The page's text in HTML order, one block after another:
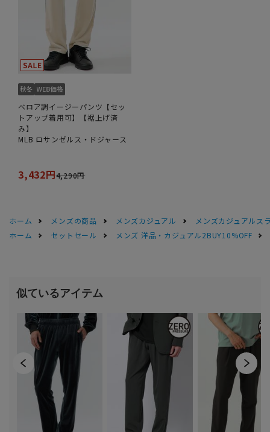
ベロア調イージーパンツ【セッ
トアップ着用可】【裾上げ済
み】
MLB ロサンゼルス・ドジャース
3,432円4,290円
ホーム メンズの商品 メンズカジュアル
メンズカジュアルス
ホーム
セットセール メンズ 洋品・カジュアル2BUY10%OFF